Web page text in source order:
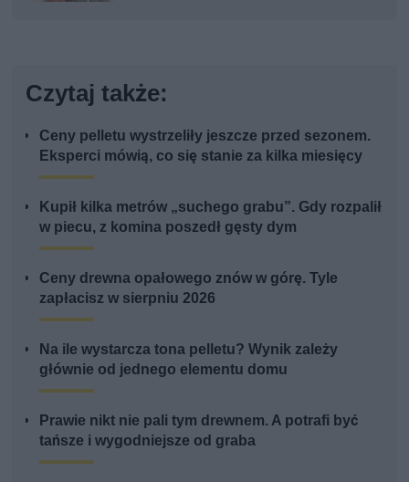
Czytaj także:
Ceny pelletu wystrzeliły jeszcze przed sezonem.
Eksperci mówią, co się stanie za kilka miesięcy
Kupił kilka metrów „suchego grabu”. Gdy rozpalił
w piecu, z komina poszedł gęsty dym
Ceny drewna opałowego znów w górę. Tyle
zapłacisz w sierpniu 2026
Na ile wystarcza tona pelletu? Wynik zależy
głównie od jednego elementu domu
Prawie nikt nie pali tym drewnem. A potrafi być
tańsze i wygodniejsze od graba